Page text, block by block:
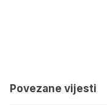
Povezane vijesti